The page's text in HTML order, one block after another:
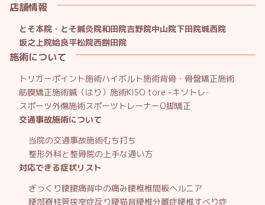
店舗情報
とそ本院・とそ鍼灸院和田院吉野院中山院下田院城西院
坂之上院姶良平松院西餅田院
施術について
トリガーポイント施術ハイボルト施術背骨・骨盤矯正施術
筋膜矯正施術鍼（はり）施術KISO tore -キソトレ-
スポーツ外傷施術スポーツトレーナーO脚矯正
交通事故施術について
当院の交通事故施術むち打ち
整形外科と整骨院の上手な通い方
対応できる症状リスト
ぎっくり腰腰痛背中の痛み腰椎椎間板ヘルニア
腰部脊柱管狭窄症反り腰猫背腰椎分離症腰椎すべり症